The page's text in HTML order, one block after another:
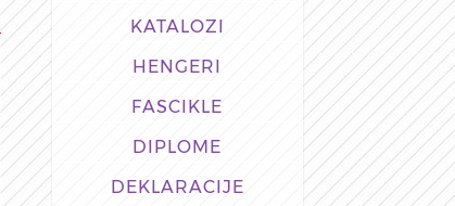
KATALOZI
HENGERI
FASCIKLE
DIPLOME
DEKLARACIJE